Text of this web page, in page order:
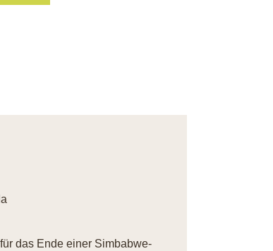
das Ende einer Simbabwe-